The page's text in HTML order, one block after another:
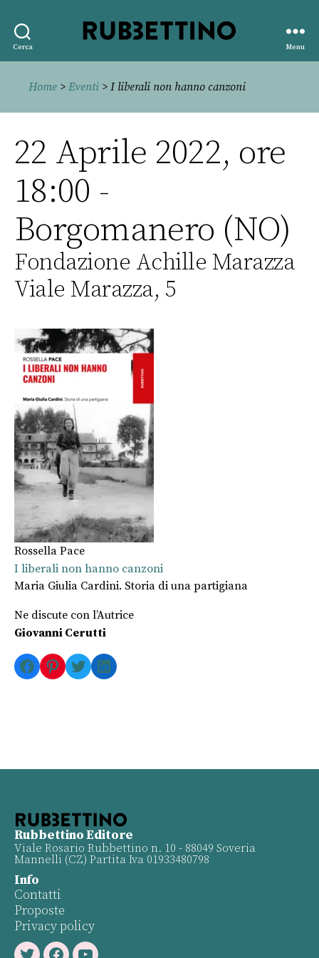
Cerca
editore
Menu
Home > Eventi > I liberali non hanno canzoni
22 Aprile 2022, ore
18:00 -
Borgomanero (NO)
Fondazione Achille Marazza
Viale Marazza, 5
Rossella Pace
I liberali non hanno canzoni
Maria Giulia Cardini. Storia di una partigiana
Ne discute con l’Autrice
Giovanni Cerutti
Facebook
Pinterest
TwitterLinkedIn
Rubbettino Editore
Viale Rosario Rubbettino n. 10 - 88049 Soveria
Mannelli (CZ) Partita Iva 01933480798
Info
Contatti
Proposte
Privacy policy